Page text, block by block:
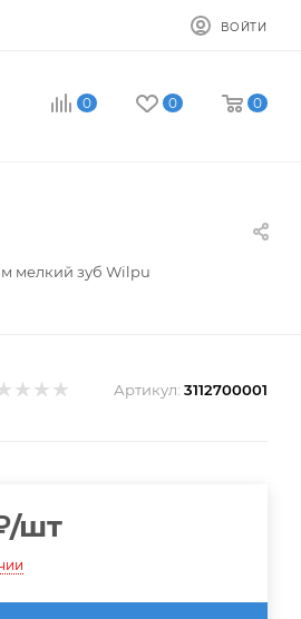
ВОЙТИ
0 0 0
мелкий зуб Wilpu
Артикул: 3112700001
/шт